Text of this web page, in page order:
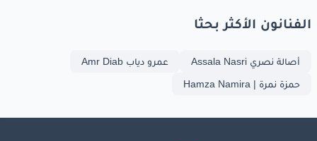
الفنانون الأكثر بحثا
أصالة نصري Assala Nasri
عمرو دياب Amr Diab
حمزة نمرة | Hamza Namira